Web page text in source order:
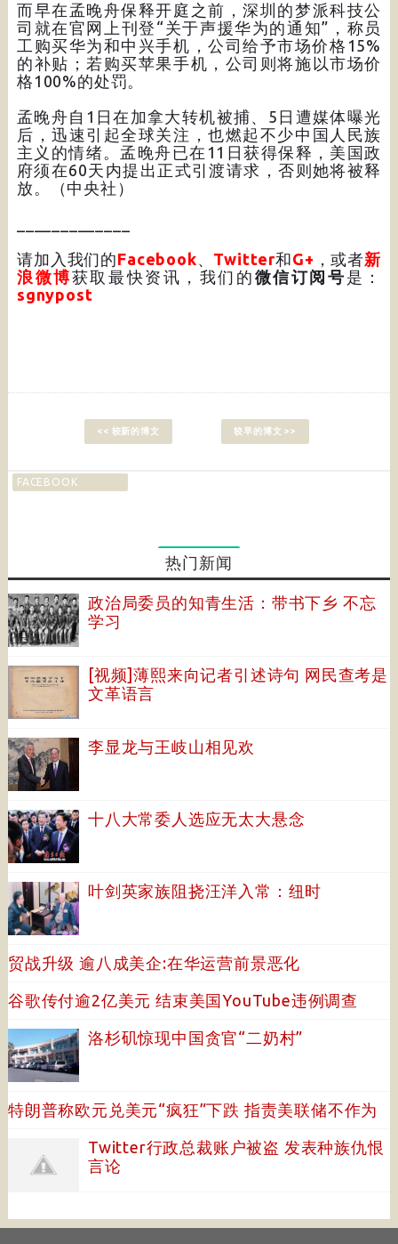
而早在孟晚舟保释开庭之前，深圳的梦派科技公
司就在官网上刊登“关于声援华为的通知”，称员
工购买华为和中兴手机，公司给予市场价格15%
的补贴；若购买苹果手机，公司则将施以市场价
格100%的处罚。
孟晚舟自1日在加拿大转机被捕、5日遭媒体曝光
后，迅速引起全球关注，也燃起不少中国人民族
主义的情绪。孟晚舟已在11日获得保释，美国政
府须在60天内提出正式引渡请求，否则她将被释
放。（中央社）
请加入我们的Facebook、 Twitter和G+ ，或者新
浪微博获取最快资讯，我们的 微信订阅号 是：
sgnypost
<< 较新的博文 较早的博文 >>
FACEBOOK
热门新闻
政治局委员的知青生活：带书下乡 不忘
学习
[视频]薄熙来向记者引述诗句 网民查考是
文革语言
李显龙与王岐山相见欢
十八大常委人选应无太大悬念
叶剑英家族阻挠汪洋入常：纽时
贸战升级 逾八成美企:在华运营前景恶化
谷歌传付逾2亿美元 结束美国YouTube违例调查
洛杉矶惊现中国贪官“二奶村”
特朗普称欧元兑美元“疯狂”下跌 指责美联储不作为
Twitter行政总裁账户被盗 发表种族仇恨
言论